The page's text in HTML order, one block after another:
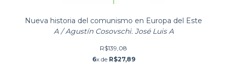
Nueva historia del comunismo en Europa del Este
A / Agustín Cosovschi. José Luis A
R$139,08
6x de R$27,89